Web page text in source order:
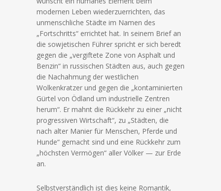
modernen Leben wiederzuerrichten, das
unmenschliche Städte im Namen des
„Fortschritts“ errichtet hat. In seinem Brief an
die sowjetischen Führer spricht er sich beredt
gegen die „vergiftete Zone von Asphalt und
Benzin“ in russischen Städten aus, auch gegen
die Nachahmung der westlichen
Wolkenkratzer und gegen die „kontaminierten
Gürtel von Ödland um industrielle Zentren
herum“. Er mahnt die Rückkehr zu einer „nicht
progressiven Wirtschaft“, zu „Städten, die
nach alter Manier für Menschen, Pferde und
Hunde“ gemacht sind und eine Rückkehr zum
„höchsten Vermögen“ aller Völker — zur Erde
an.
Selbstverständlich ist dies keine Romantik,